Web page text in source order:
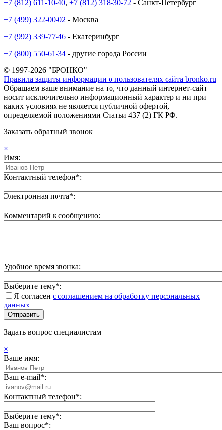
+7 (812) 611-10-40, +7 (812) 318-30-72 - Санкт-Петербург
+7 (499) 322-00-02 - Москва
+7 (992) 339-77-46 - Екатеринбург
+7 (800) 550-61-34 - другие города России
© 1997-2026 "БРОНКО"
Правила защиты информации о пользователях сайта bronko.ru
Обращаем ваше внимание на то, что данный интернет-сайт
носит исключительно информационный характер и ни при
каких условиях не является публичной офертой,
определяемой положениями Статьи 437 (2) ГК РФ.
Заказать обратный звонок
×
Имя:
Контактный телефон*:
Электронная почта*:
Комментарий к сообщению:
Удобное время звонка:
Выберите тему*:
Я согласен с соглашением на обработку персональных
данных
Задать вопрос специалистам
×
Ваше имя:
Ваш e-mail*:
Контактный телефон*:
Выберите тему*:
Ваш вопрос*: